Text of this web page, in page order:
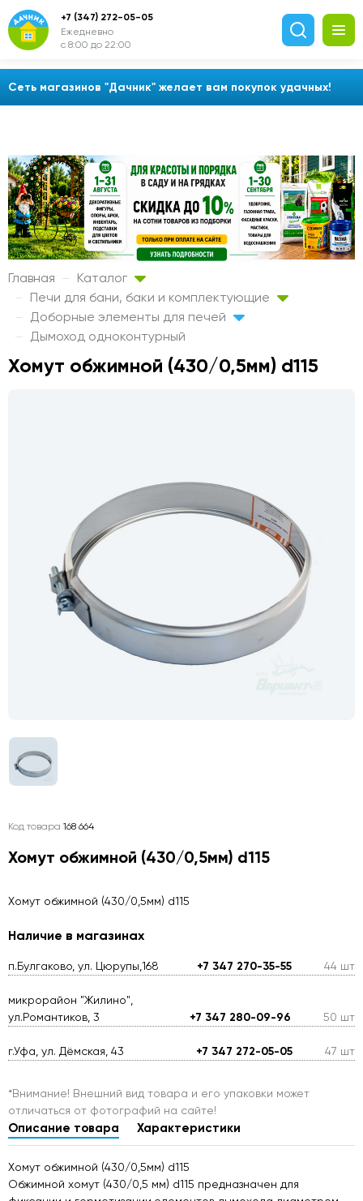
Сеть магазинов "Дачник" желает вам покупок удачных!
+7 (347) 272-05-05
Ежедневно
с 8:00 до 22:00
Главная
Каталог
Печи для бани, баки и комплектующие
Доборные элементы для печей
Дымоход одноконтурный
Хомут обжимной (430/0,5мм) d115
Код товара 168 664
Хомут обжимной (430/0,5мм) d115
Хомут обжимной (430/0,5мм) d115
Наличие в магазинах
п.Булгаково, ул. Цюрупы,168 +7 347 270-35-55 44 шт
микрорайон "Жилино",
ул.Романтиков, 3
+7 347 280-09-96 50 шт
г.Уфа, ул. Дёмская, 43 +7 347 272-05-05 47 шт
*Внимание! Внешний вид товара и его упаковки может
отличаться от фотографий на сайте!
Описание товара Характеристики
Хомут обжимной (430/0,5мм) d115
Обжимной хомут (430/0,5 мм) d115 предназначен для